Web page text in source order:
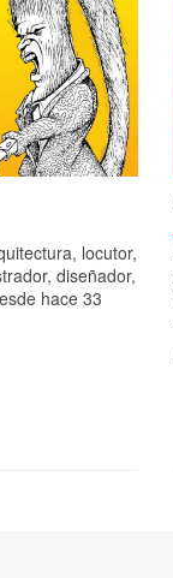
locutor,
diseñador,
hace 33